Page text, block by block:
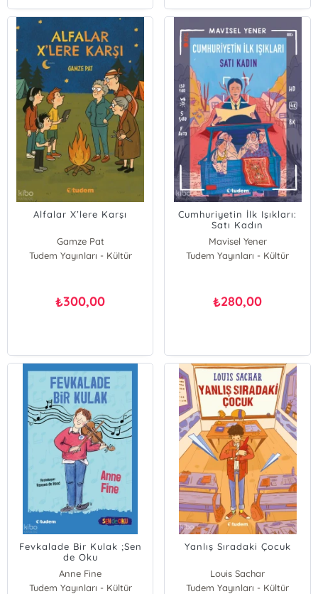
Alfalar X’lere Karşı
Gamze Pat
Tudem Yayınları - Kültür
₺300,00
Cumhuriyetin İlk Işıkları:
Satı Kadın
Mavisel Yener
Tudem Yayınları - Kültür
₺280,00
Fevkalade Bir Kulak ;Sen
de Oku
Anne Fine
Tudem Yayınları - Kültür
Yanlış Sıradaki Çocuk
Louis Sachar
Tudem Yayınları - Kültür